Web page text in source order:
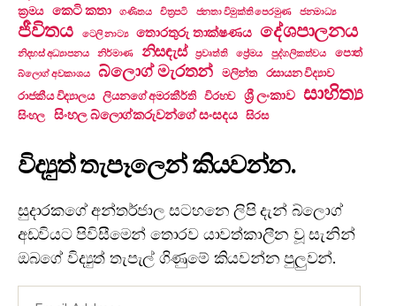
ක්‍රමය කෙටි කතා ගණිතය චිත්‍රපටි ජනතා විමුක්ති පෙරමුණ ජනමාධ්‍ය
ජීවිතය ටෙලි නාට්‍ය තොරතුරු තාක්ෂණය දේශපාලනය
නිදහස් අධ්‍යාපනය නිර්මාණ නිසඳැස් ප්‍රවෘත්ති ප්‍රේමය පුද්ගලිකත්වය පොත්
බ්ලොග් අවකාශය බ්ලොග් මැරතන් මලින්ත
රසායන විද්‍යාව
රාජකීය විද්‍යාලය
ලියනගේ අමරකීර්ති විරහව ශ්‍රී ලංකාව සාහිත්‍ය
සිංහල සිංහල බ්ලොග්කරුවන්ගේ සංසදය සිරස
විද්‍යුත් තැපෑලෙන් කියවන්න.
සුදාරකගේ අන්තර්ජාල සටහනෙ ලිපි දැන් බ්ලොග්
අඩවියට පිවිසීමෙන් තොරව යාවත්කාලීන වූ සැනින්
ඔබගේ විද්‍යුත් තැපැල් ගිණුමේ කියවන්න පුලුවන්.